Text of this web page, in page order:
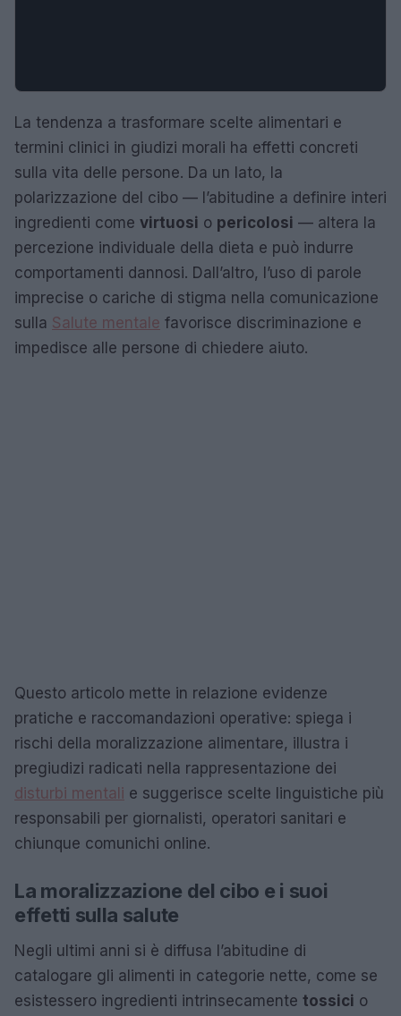
La tendenza a trasformare scelte alimentari e
termini clinici in giudizi morali ha effetti concreti
sulla vita delle persone. Da un lato, la
polarizzazione del cibo — l’abitudine a definire interi
ingredienti come virtuosi o pericolosi — altera la
percezione individuale della dieta e può indurre
comportamenti dannosi. Dall’altro, l’uso di parole
imprecise o cariche di stigma nella comunicazione
sulla Salute mentale favorisce discriminazione e
impedisce alle persone di chiedere aiuto.
Questo articolo mette in relazione evidenze
pratiche e raccomandazioni operative: spiega i
rischi della moralizzazione alimentare, illustra i
pregiudizi radicati nella rappresentazione dei
disturbi mentali e suggerisce scelte linguistiche più
responsabili per giornalisti, operatori sanitari e
chiunque comunichi online.
La moralizzazione del cibo e i suoi
effetti sulla salute
Negli ultimi anni si è diffusa l’abitudine di
catalogare gli alimenti in categorie nette, come se
esistessero ingredienti intrinsecamente tossici o